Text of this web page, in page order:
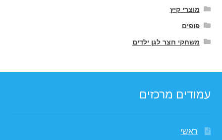
מוצרי קיץ
פופים
משחקי חצר לגן ילדים
עמודים מרכזים
ראשי